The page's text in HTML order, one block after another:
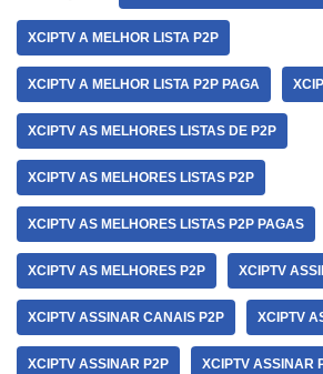
XCIPTV A MELHOR LISTA P2P
XCIPTV A MELHOR LISTA P2P PAGA
XCIPTV AS MELHORES LISTAS DE P2P
XCIPTV AS MELHORES LISTAS P2P
XCIPTV AS MELHORES LISTAS P2P PAGAS
XCIPTV AS MELHORES P2P XCIPTV
XCIPTV ASSINAR CANAIS P2P XCIPTV
XCIPTV ASSINAR P2P XCIPTV ASSINAR